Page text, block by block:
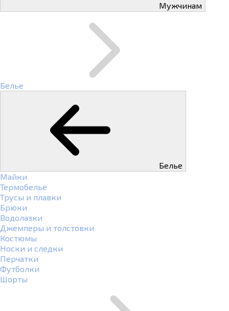
Мужчинам
Белье
Белье
Майки
Термобелье
Трусы и плавки
Брюки
Водолазки
Джемперы и толстовки
Костюмы
Носки и следки
Перчатки
Футболки
Шорты